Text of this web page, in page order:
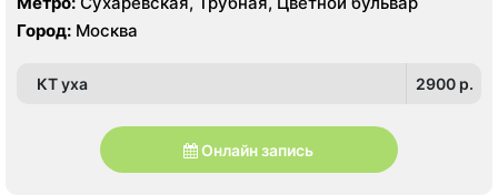
Город: Москва
КТ уха 2900 p.
Онлайн запись